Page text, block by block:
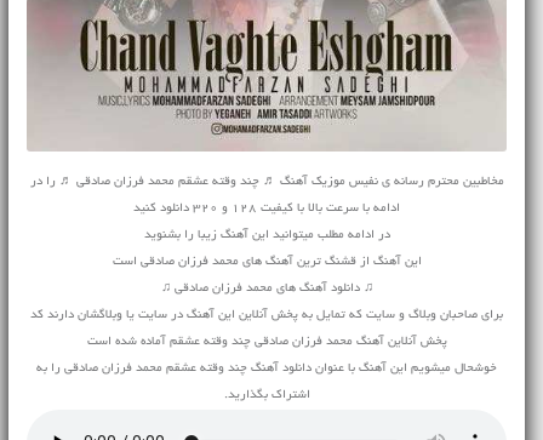
مخاطبین محترم رسانه ی نفیس موزیک آهنگ ♬ چند وقته عشقم محمد فرزان صادقی ♬ را در
ادامه با سرعت بالا با کیفیت 128 و 320 دانلود کنید
در ادامه مطلب میتوانید این آهنگ زیبا را بشنوید
این آهنگ از قشنگ ترین آهنگ های محمد فرزان صادقی است
♫ دانلود آهنگ های محمد فرزان صادقی ♫
برای صاحبان وبلاگ و سایت که تمایل به پخش آنلاین این آهنگ در سایت یا وبلاگشان دارند کد
پخش آنلاین آهنگ محمد فرزان صادقی چند وقته عشقم آماده شده است
خوشحال میشویم این آهنگ با عنوان دانلود آهنگ چند وقته عشقم محمد فرزان صادقی را به
اشتراک بگذارید.